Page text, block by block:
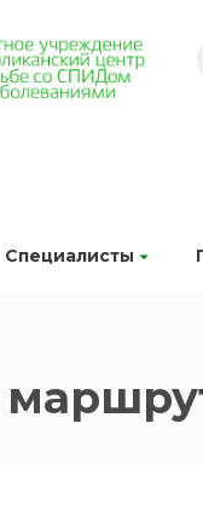
Специалисты